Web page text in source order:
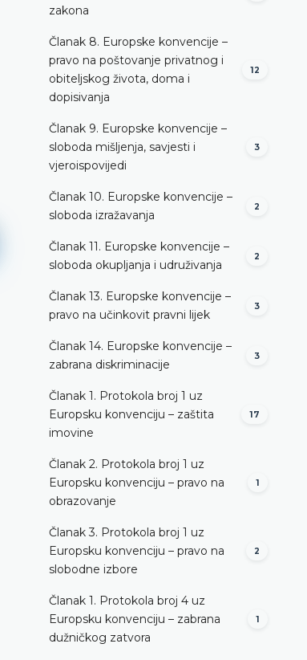
Nenadležnost za odlučivanje
zakona
Članak 8. Europske konvencije –
pravo na poštovanje privatnog i
obiteljskog života, doma i
dopisivanja
12
Članak 9. Europske konvencije –
sloboda mišljenja, savjesti i
vjeroispovijedi
3
Članak 10. Europske konvencije –
sloboda izražavanja
2
Članak 11. Europske konvencije –
sloboda okupljanja i udruživanja
2
Članak 13. Europske konvencije –
pravo na učinkovit pravni lijek
3
Članak 14. Europske konvencije –
zabrana diskriminacije
3
Članak 1. Protokola broj 1 uz
Europsku konvenciju – zaštita
imovine
17
Članak 2. Protokola broj 1 uz
Europsku konvenciju – pravo na
obrazovanje
1
Članak 3. Protokola broj 1 uz
Europsku konvenciju – pravo na
slobodne izbore
2
Članak 1. Protokola broj 4 uz
Europsku konvenciju – zabrana
dužničkog zatvora
1